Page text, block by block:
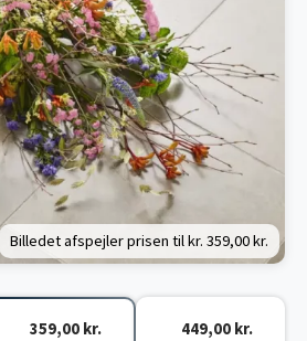
Billedet afspejler prisen til kr. 359,00 kr.
359,00 kr. 449,00 kr.